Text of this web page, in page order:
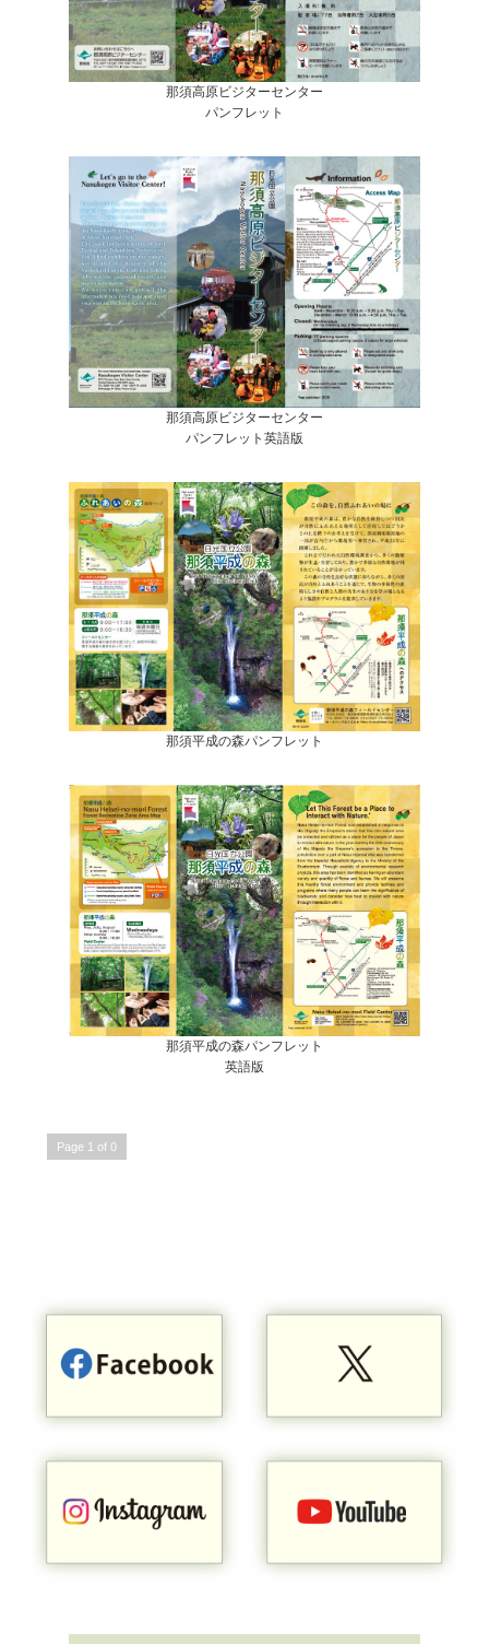
那須高原ビジターセンター
パンフレット
那須高原ビジターセンター
パンフレット英語版
那須平成の森パンフレット
那須平成の森パンフレット
英語版
Page 1 of 0